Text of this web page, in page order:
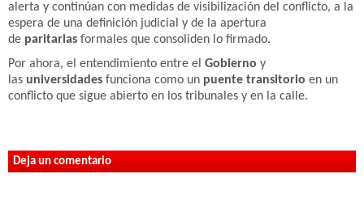
alerta y continúan con medidas de visibilización del conflicto, a la
espera de una definición judicial y de la apertura
de paritarias formales que consoliden lo firmado.
Por ahora, el entendimiento entre el Gobierno y
las universidades funciona como un puente transitorio en un
conflicto que sigue abierto en los tribunales y en la calle.
Deja un comentario